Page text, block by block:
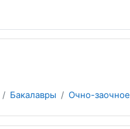
Бакалавры Очно-заочное